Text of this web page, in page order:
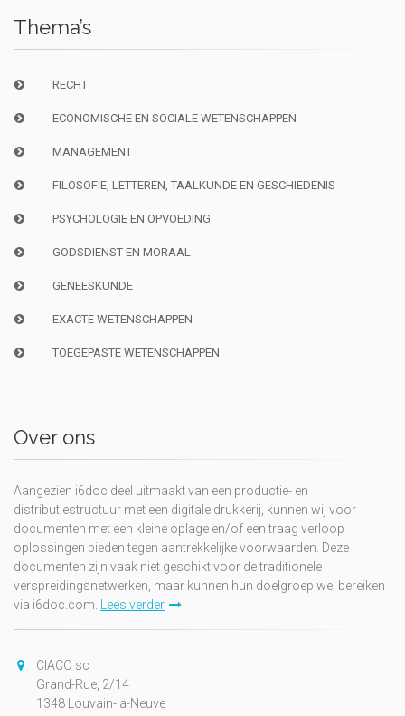
Thema’s
RECHT
ECONOMISCHE EN SOCIALE WETENSCHAPPEN
MANAGEMENT
FILOSOFIE, LETTEREN, TAALKUNDE EN GESCHIEDENIS
PSYCHOLOGIE EN OPVOEDING
GODSDIENST EN MORAAL
GENEESKUNDE
EXACTE WETENSCHAPPEN
TOEGEPASTE WETENSCHAPPEN
Over ons
Aangezien i6doc deel uitmaakt van een productie- en
distributiestructuur met een digitale drukkerij, kunnen wij voor
documenten met een kleine oplage en/of een traag verloop
oplossingen bieden tegen aantrekkelijke voorwaarden. Deze
documenten zijn vaak niet geschikt voor de traditionele
verspreidingsnetwerken, maar kunnen hun doelgroep wel bereiken
via i6doc.com. Lees verder
CIACO sc
Grand-Rue, 2/14
1348 Louvain-la-Neuve